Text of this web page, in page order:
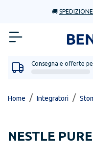
🚚
Consegna e offerte
Home / Integratori /
NESTLE